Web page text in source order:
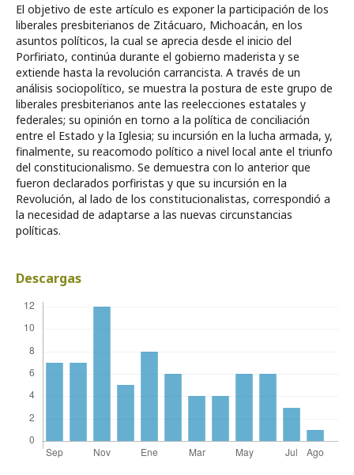
El objetivo de este artículo es exponer la participación de los
liberales presbiterianos de Zitácuaro, Michoacán, en los
asuntos políticos, la cual se aprecia desde el inicio del
Porfiriato, continúa durante el gobierno maderista y se
extiende hasta la revolución carrancista. A través de un
análisis sociopolítico, se muestra la postura de este grupo de
liberales presbiterianos ante las reelecciones estatales y
federales; su opinión en torno a la política de conciliación
entre el Estado y la Iglesia; su incursión en la lucha armada, y,
finalmente, su reacomodo político a nivel local ante el triunfo
del constitucionalismo. Se demuestra con lo anterior que
fueron declarados porfiristas y que su incursión en la
Revolución, al lado de los constitucionalistas, correspondió a
la necesidad de adaptarse a las nuevas circunstancias
políticas.
Descargas